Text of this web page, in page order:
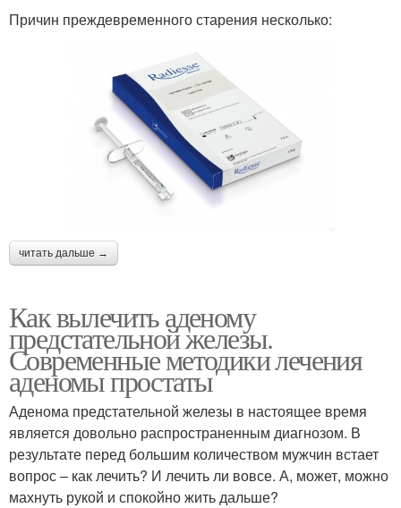
Причин преждевременного старения несколько:
читать дальше →
Как вылечить аденому
предстательной железы.
Современные методики лечения
аденомы простаты
Аденома предстательной железы в настоящее время
является довольно распространенным диагнозом. В
результате перед большим количеством мужчин встает
вопрос – как лечить? И лечить ли вовсе. А, может, можно
махнуть рукой и спокойно жить дальше?